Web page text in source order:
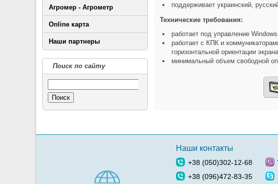
Агромер - Агрометр
Online карта
Наши партнеры
Поиск по сайту
Поиск
поддерживает украинский,
Технические требования:
работает под управление
работает с КПК и
горизонтальной ориентации экрана
минимальный объем свободной
Наши контакты
+38 (050)302-12-68
+38 (096)472-83-35